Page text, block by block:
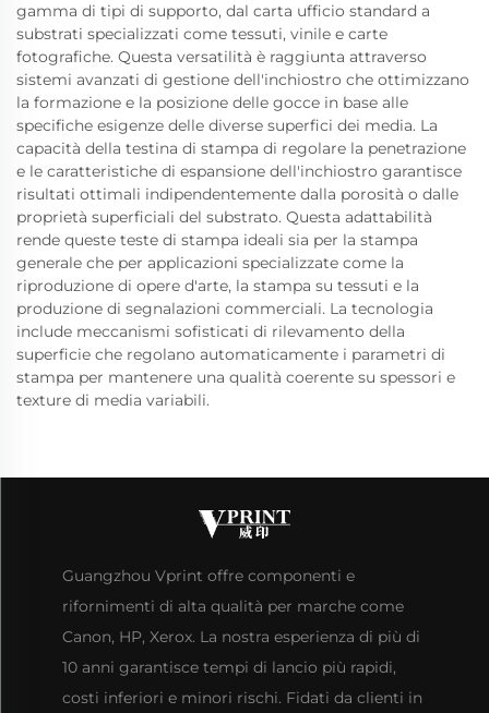
gamma di tipi di supporto, dal carta ufficio standard a
substrati specializzati come tessuti, vinile e carte
fotografiche. Questa versatilità è raggiunta attraverso
sistemi avanzati di gestione dell'inchiostro che ottimizzano
la formazione e la posizione delle gocce in base alle
specifiche esigenze delle diverse superfici dei media. La
capacità della testina di stampa di regolare la penetrazione
e le caratteristiche di espansione dell'inchiostro garantisce
risultati ottimali indipendentemente dalla porosità o dalle
proprietà superficiali del substrato. Questa adattabilità
rende queste teste di stampa ideali sia per la stampa
generale che per applicazioni specializzate come la
riproduzione di opere d'arte, la stampa su tessuti e la
produzione di segnalazioni commerciali. La tecnologia
include meccanismi sofisticati di rilevamento della
superficie che regolano automaticamente i parametri di
stampa per mantenere una qualità coerente su spessori e
texture di media variabili.
Guangzhou Vprint offre componenti e
rifornimenti di alta qualità per marche come
Canon, HP, Xerox. La nostra esperienza di più di
10 anni garantisce tempi di lancio più rapidi,
costi inferiori e minori rischi. Fidati da clienti in